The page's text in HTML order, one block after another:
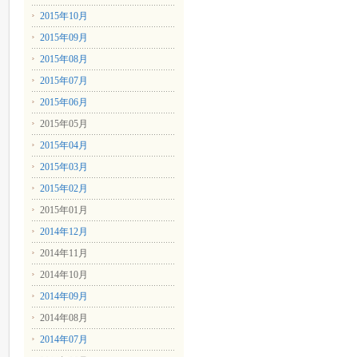
2015年10月
2015年09月
2015年08月
2015年07月
2015年06月
2015年05月
2015年04月
2015年03月
2015年02月
2015年01月
2014年12月
2014年11月
2014年10月
2014年09月
2014年08月
2014年07月